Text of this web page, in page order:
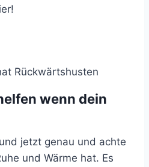
wenn dein
jetzt genau und achte
und Wärme hat. Es